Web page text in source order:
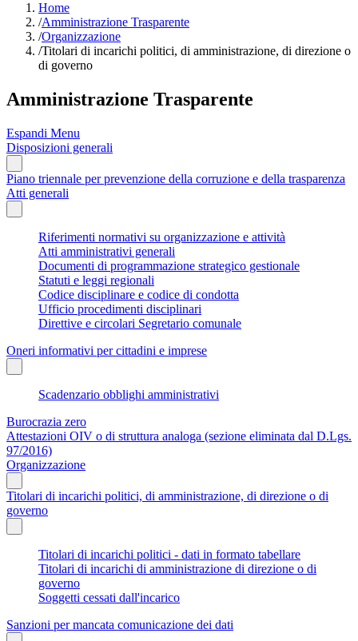
Home
/Amministrazione Trasparente
/Organizzazione
/Titolari di incarichi politici, di amministrazione, di direzione o
di governo
Amministrazione Trasparente
Espandi Menu
Disposizioni generali
Piano triennale per prevenzione della corruzione e della trasparenza
Atti generali
Riferimenti normativi su organizzazione e attività
Atti amministrativi generali
Documenti di programmazione strategico gestionale
Statuti e leggi regionali
Codice disciplinare e codice di condotta
Ufficio procedimenti disciplinari
Direttive e circolari Segretario comunale
Oneri informativi per cittadini e imprese
Scadenzario obblighi amministrativi
Burocrazia zero
Attestazioni OIV o di struttura analoga (sezione eliminata dal D.Lgs.
97/2016)
Organizzazione
Titolari di incarichi politici, di amministrazione, di direzione o di
governo
Titolari di incarichi politici - dati in formato tabellare
Titolari di incarichi di amministrazione di direzione o di
governo
Soggetti cessati dall'incarico
Sanzioni per mancata comunicazione dei dati